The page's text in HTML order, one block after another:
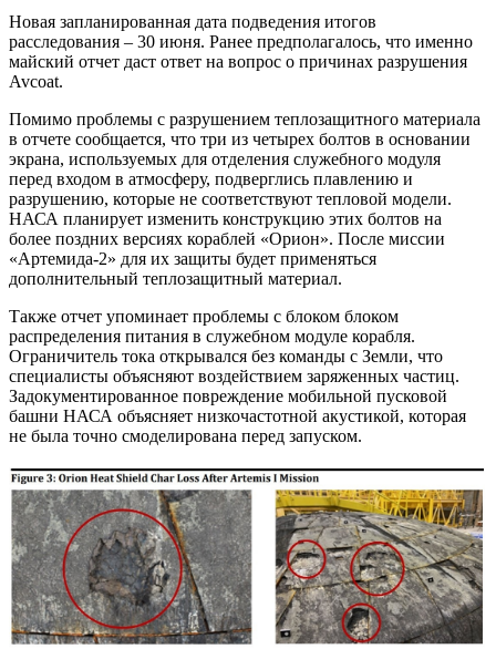
Новая запланированная дата подведения итогов
расследования – 30 июня. Ранее предполагалось, что именно
майский отчет даст ответ на вопрос о причинах разрушения
Avcoat.
Помимо проблемы с разрушением теплозащитного материала
в отчете сообщается, что три из четырех болтов в основании
экрана, используемых для отделения служебного модуля
перед входом в атмосферу, подверглись плавлению и
разрушению, которые не соответствуют тепловой модели.
НАСА планирует изменить конструкцию этих болтов на
более поздних версиях кораблей «Орион». После миссии
«Артемида-2» для их защиты будет применяться
дополнительный теплозащитный материал.
Также отчет упоминает проблемы с блоком блоком
распределения питания в служебном модуле корабля.
Ограничитель тока открывался без команды с Земли, что
специалисты объясняют воздействием заряженных частиц.
Задокументированное повреждение мобильной пусковой
башни НАСА объясняет низкочастотной акустикой, которая
не была точно смоделирована перед запуском.